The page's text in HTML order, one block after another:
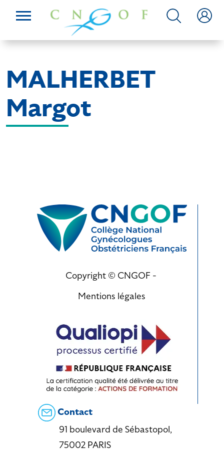
MALHERBET
Margot
Copyright © CNGOF -
Mentions légales
Contact
91 boulevard de Sébastopol,
75002 PARIS